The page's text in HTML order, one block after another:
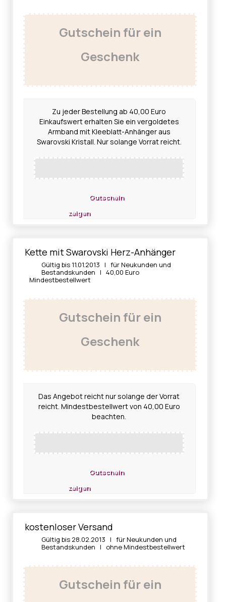
Gutschein für ein
Geschenk
Zu jeder Bestellung ab 40,00 Euro
Einkaufswert erhalten Sie ein vergoldetes
Armband mit Kleeblatt-Anhänger aus
Swarovski Kristall. Nur solange Vorrat reicht.
Gutschein
zeigen
Kette mit Swarovski Herz-Anhänger
Gültig bis 11.01.2013 | für Neukunden und
Bestandskunden | 40,00 Euro
Mindestbestellwert
Gutschein für ein
Geschenk
Das Angebot reicht nur solange der Vorrat
reicht. Mindestbestellwert von 40,00 Euro
beachten.
Gutschein
zeigen
kostenloser Versand
Gültig bis 28.02.2013 | für Neukunden und
Bestandskunden | ohne Mindestbestellwert
Gutschein für ein